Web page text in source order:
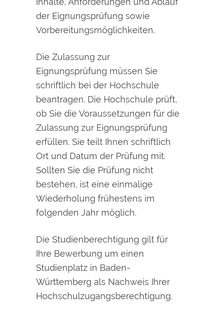
der Eignungsprüfung sowie
Vorbereitungsmöglichkeiten.
Die Zulassung zur
Eignungsprüfung müssen Sie
schriftlich bei der Hochschule
beantragen. Die Hochschule prüft,
ob Sie die Voraussetzungen für die
Zulassung zur Eignungsprüfung
erfüllen. Sie teilt Ihnen schriftlich
Ort und Datum der Prüfung mit.
Sollten Sie die Prüfung nicht
bestehen, ist eine einmalige
Wiederholung frühestens im
folgenden Jahr möglich.
Die Studienberechtigung gilt für
Ihre Bewerbung um einen
Studienplatz in Baden-
Württemberg als Nachweis Ihrer
Hochschulzugangsberechtigung.